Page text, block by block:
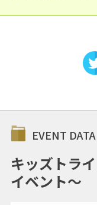
EVENT DATA
キッズトラ
イベント～